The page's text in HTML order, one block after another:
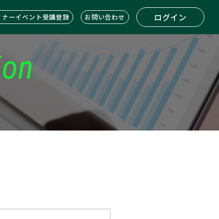
ナーイベント受講登録 お問い合わせ ログイン